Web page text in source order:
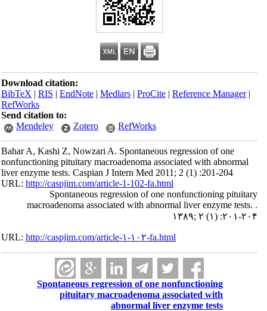
Download citation:
BibTeX|RIS|EndNote|Medlars|ProCite|Reference Manager
RefWorks
Send citation to:
Mendeley
Zotero RefWorks
Bahar A, Kashi Z, Nowzari A. Spontaneous regression of one
nonfunctioning pituitary macroadenoma associated with abnormal
liver enzyme tests. Caspian J Intern Med 2011; 2 (1) :201-204
URL:http://caspjim.com/article-1-102-fa.html
Spontaneous regression of one nonfunctioning pituitary
macroadenoma associated with abnormal liver enzyme tests. .
۱۳۸۹; ۲ (۱) :۲۰۱-۲۰۴
URL:http://caspjim.com/article-۱-۱۰۲-fa.html
Spontaneous regression of one nonfunctioning
pituitary macroadenoma associated with
abnormal liver enzyme tests